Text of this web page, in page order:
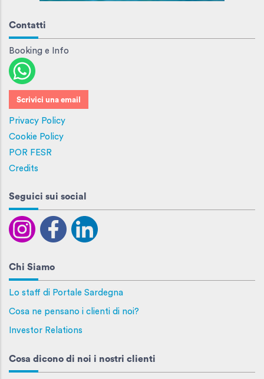
Contatti
Booking e Info
Scrivici una email
Privacy Policy
Cookie Policy
POR FESR
Credits
Seguici sui social
Chi Siamo
Lo staff di Portale Sardegna
Cosa ne pensano i clienti di noi?
Investor Relations
Cosa dicono di noi i nostri clienti